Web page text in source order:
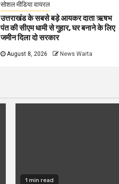
सोशल मीडिया वायरल
उत्तराखंड के सबसे बड़े आयकर दाता ऋषभ
पंत की सीएम धामी से गुहार, घर बनाने के लिए
जमीन दिला दो सरकार
August 8, 2026 News Warta
1 min read